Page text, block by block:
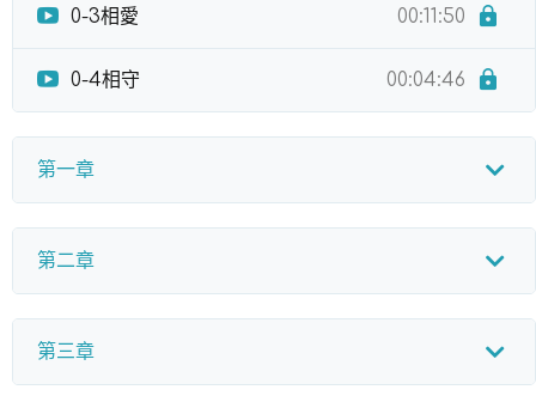
0-3相愛 00:11:50
0-4相守 00:04:46
第一章
第二章
第三章